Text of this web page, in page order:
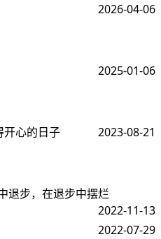
2026-04-06
2025-01-06
开心的日子 2023-08-21
退步，在退步中摆烂
2022-11-13
2022-07-29